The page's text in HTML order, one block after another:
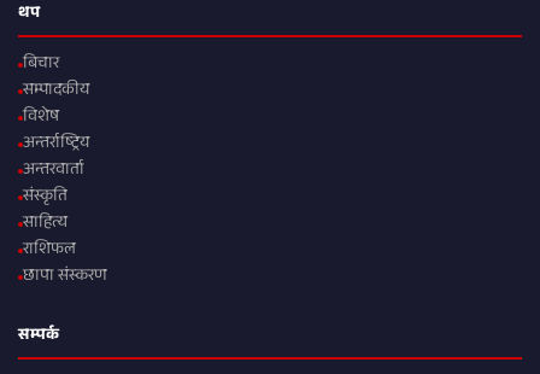
थप
बिचार
सम्पादकीय
विशेष
अन्तर्राष्ट्रिय
अन्तरवार्ता
संस्कृति
साहित्य
राशिफल
छापा संस्करण
सम्पर्क